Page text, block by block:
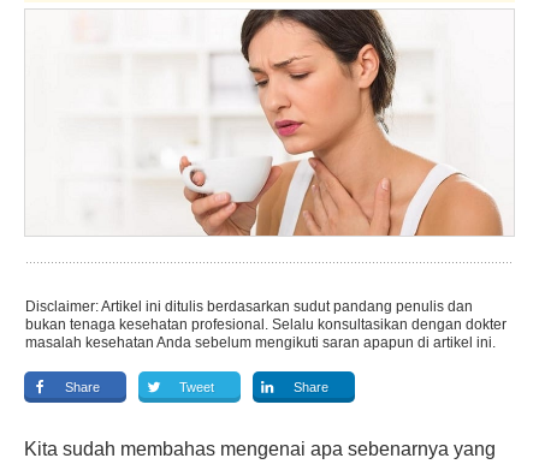
Disclaimer: Artikel ini ditulis berdasarkan sudut pandang penulis dan
bukan tenaga kesehatan profesional. Selalu konsultasikan dengan dokter
masalah kesehatan Anda sebelum mengikuti saran apapun di artikel ini.
Share Tweet Share
Kita sudah membahas mengenai apa sebenarnya yang